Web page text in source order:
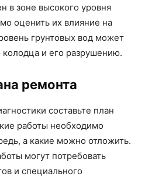
в зоне высокого уровня
оценить их влияние на
грунтовых вод может
и его разрушению.
ремонта
составьте план
работы необходимо
а какие можно отложить.
могут потребовать
и специального